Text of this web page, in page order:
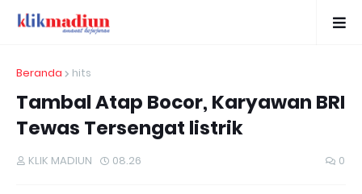
Beranda hits
Tambal Atap Bocor, Karyawan BRI
Tewas Tersengat listrik
KLIK MADIUN 08.26 0